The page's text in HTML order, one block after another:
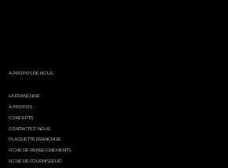
À PROPOS DE NOUS
LA FRANCHISE
À PROPOS
CONCEPTS
CONTACTEZ-NOUS
PLAQUETTE FRANCHISE
FICHE DE RENSEIGNEMENTS
FICHE DE FOURNISSEUR